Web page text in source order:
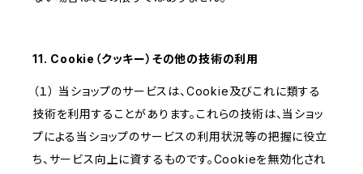
11. Cookie（クッキー）その他の技術の利用
（１） 当ショップのサービスは、Cookie及びこれに類する
技術を利用することがあります。これらの技術は、当ショッ
プによる当ショップのサービスの利用状況等の把握に役立
ち、サービス向上に資するものです。Cookieを無効化され